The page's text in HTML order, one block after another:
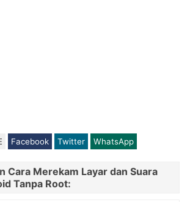
Facebook Twitter WhatsApp
Cara Merekam Layar dan Suara
Tanpa Root: